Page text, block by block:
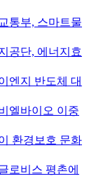
통부, 스마트물
공단, 에너지효
엔지 반도체 대
엘바이오 이중
환경보호 문화
로비스 평촌에